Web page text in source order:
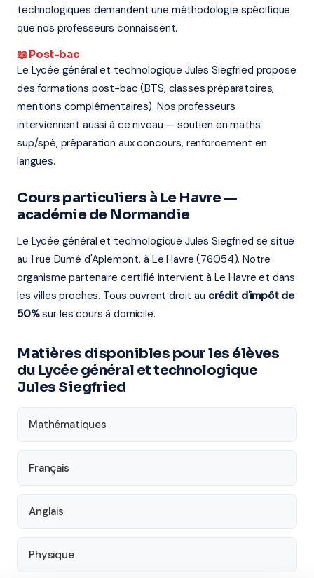
technologiques demandent une méthodologie spécifique
que nos professeurs connaissent.
📖 Post-bac
Le Lycée général et technologique Jules Siegfried propose
des formations post-bac (BTS, classes préparatoires,
mentions complémentaires). Nos professeurs
interviennent aussi à ce niveau — soutien en maths
sup/spé, préparation aux concours, renforcement en
langues.
Cours particuliers à Le Havre —
académie de Normandie
Le Lycée général et technologique Jules Siegfried se situe
au 1 rue Dumé d'Aplemont, à Le Havre (76054). Notre
organisme partenaire certifié intervient à Le Havre et dans
les villes proches. Tous ouvrent droit au crédit d'impôt de
50%sur les cours à domicile.
Matières disponibles pour les élèves
du Lycée général et technologique
Jules Siegfried
Mathématiques
Français
Anglais
Physique